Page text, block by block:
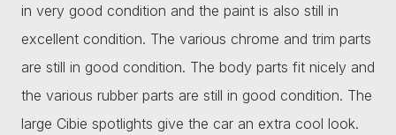
in very good condition and the paint is also still in
excellent condition. The various chrome and trim parts
are still in good condition. The body parts fit nicely and
the various rubber parts are still in good condition. The
large Cibie spotlights give the car an extra cool look.